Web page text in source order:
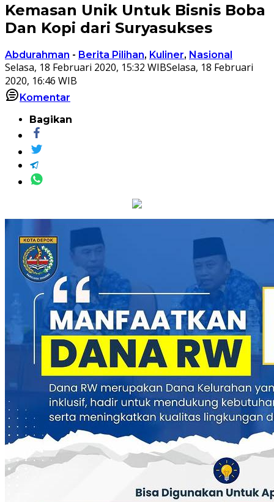
Kemasan Unik Untuk Bisnis Boba
Dan Kopi dari Suryasukses
Abdurahman - Berita Pilihan, Kuliner, Nasional
Selasa, 18 Februari 2020, 15:32 WIBSelasa, 18 Februari
2020, 16:46 WIB
Komentar
Bagikan